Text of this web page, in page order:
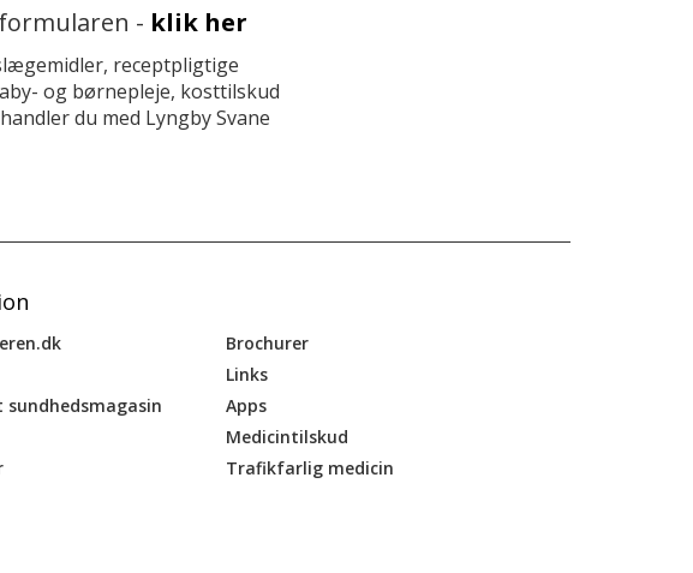
- klik her
receptpligtige
og børnepleje, kosttilskud
du med Lyngby Svane
Brochurer
Links
Apps
Medicintilskud
Trafikfarlig medicin